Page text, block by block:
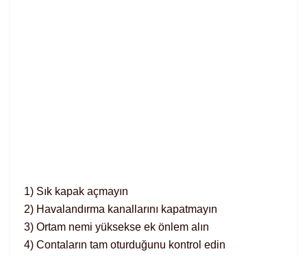
1) Sık kapak açmayın
2) Havalandırma kanallarını kapatmayın
3) Ortam nemi yüksekse ek önlem alın
4) Contaların tam oturduğunu kontrol edin